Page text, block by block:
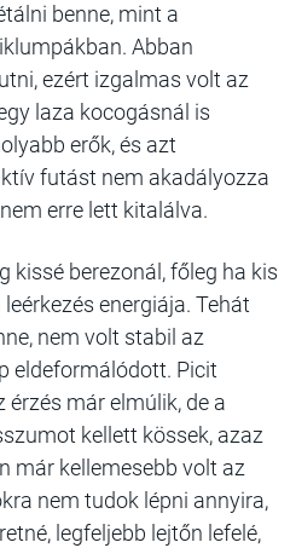
benne, mint a
Abban
ezért izgalmas volt az
laza kocogásnál is
erők, és azt
futást nem akadályozza
erre lett kitalálva.
kissé berezonál, főleg ha kis
energiája. Tehát
nem volt stabil az
eldeformálódott. Picit
már elmúlik, de a
kellett kössek, azaz
már kellemesebb volt az
nem tudok lépni annyira,
legfeljebb lejtőn lefelé,